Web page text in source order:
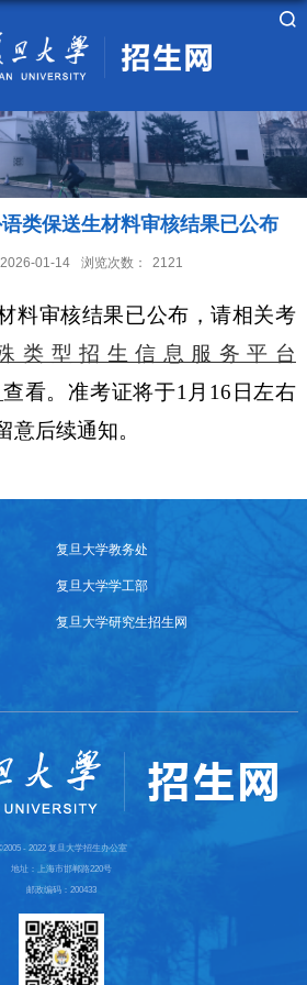
类保送生材料审核结果已公布
01-14 浏览次数： 2121
料审核结果已公布，请相关考
类型招生信息服务平台
查看。准考证将于1 月 16 日左右
意后续通知。
复旦大学教务处
复旦大学学工部
复旦大学研究生招生网
- 2022 复旦大学招生办公室
地址：上海市邯郸路220号
邮政编码：200433